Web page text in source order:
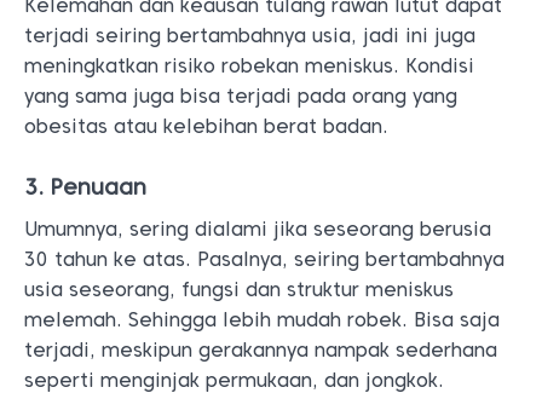
Kelemahan dan keausan tulang rawan lutut dapat
terjadi seiring bertambahnya usia, jadi ini juga
meningkatkan risiko robekan meniskus. Kondisi
yang sama juga bisa terjadi pada orang yang
obesitas atau kelebihan berat badan.
3. Penuaan
Umumnya, sering dialami jika seseorang berusia
30 tahun ke atas. Pasalnya, seiring bertambahnya
usia seseorang, fungsi dan struktur meniskus
melemah. Sehingga lebih mudah robek. Bisa saja
terjadi, meskipun gerakannya nampak sederhana
seperti menginjak permukaan, dan jongkok.